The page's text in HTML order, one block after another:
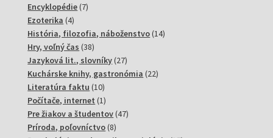
produktov
Encyklopédie 77
Ezoterika 44
produkty
História, filozofia, náboženstvo 1414
Hry, voľný čas 3838
produktov
Jazyková lit., slovníky 2727
produktov
Kuchárske knihy, gastronómia 2222
Literatúra faktu 1010
produktov
Počítače, internet 11
produkt
Pre žiakov a študentov 4747
Príroda, poľovníctvo 88